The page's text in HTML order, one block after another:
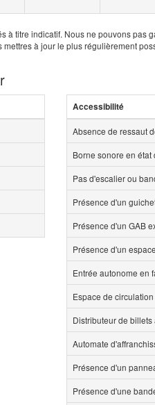
à titre indicatif. Nous ne pouvons pas
à jour le plus régulièrement
Accessibilité
Absence de ressaut
Borne sonore en
Pas d'escalier ou
Présence d'un
Présence d'un GAB
Présence d'un
Entrée autonome en
Espace de
Distributeur de
Automate
Présence d'un
Présence d'une